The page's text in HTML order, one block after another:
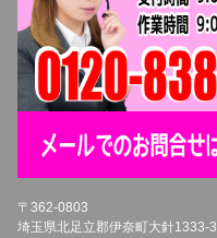
〒362-0803
埼玉県北足立郡伊奈町大針1333-3